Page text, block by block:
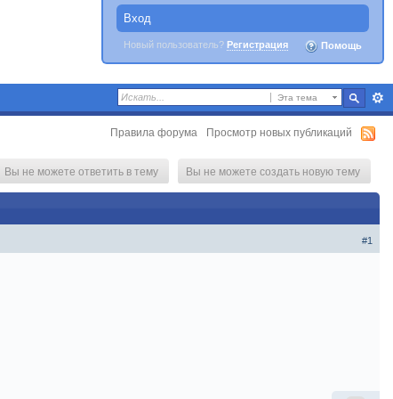
Вход
Новый пользователь? Регистрация Помощь
Эта тема
Правила форума Просмотр новых публикаций
Вы не можете создать новую тему
Вы не можете ответить в тему
#1